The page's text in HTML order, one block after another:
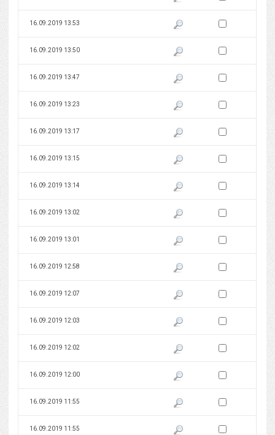
16.09.2019 13:53 Pokaż podgląd wersji z dnia
Zaznacz wersję do
16.09.2019 13:50 Pokaż podgląd wersji z dnia
Zaznacz wersję do
16.09.2019 13:47 Pokaż podgląd wersji z dnia
Zaznacz wersję do
16.09.2019 13:23 Pokaż podgląd wersji z dnia
Zaznacz wersję do
16.09.2019 13:17 Pokaż podgląd wersji z dnia
Zaznacz wersję do
16.09.2019 13:15 Pokaż podgląd wersji z dnia
Zaznacz wersję do
16.09.2019 13:14 Pokaż podgląd wersji z dnia
Zaznacz wersję do
16.09.2019 13:02 Pokaż podgląd wersji z dnia
Zaznacz wersję do
16.09.2019 13:01 Pokaż podgląd wersji z dnia
Zaznacz wersję do
16.09.2019 12:58 Pokaż podgląd wersji z dnia
Zaznacz wersję do
16.09.2019 12:07 Pokaż podgląd wersji z dnia
Zaznacz wersję do
16.09.2019 12:03 Pokaż podgląd wersji z dnia
Zaznacz wersję do
16.09.2019 12:02 Pokaż podgląd wersji z dnia
Zaznacz wersję do
16.09.2019 12:00 Pokaż podgląd wersji z dnia
Zaznacz wersję do
16.09.2019 11:55 Pokaż podgląd wersji z dnia
Zaznacz wersję do
16.09.2019 11:55 Pokaż podgląd wersji z dnia
Zaznacz wersję do